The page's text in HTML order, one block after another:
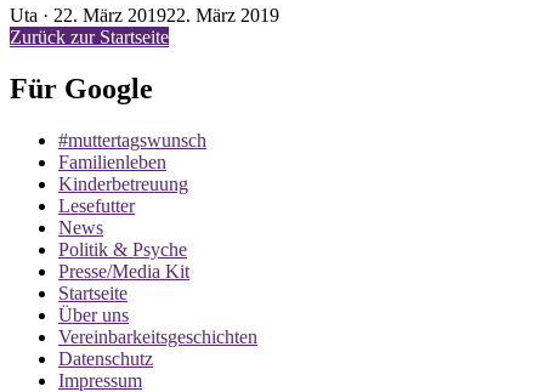
Uta · Veröffentlicht
am
22. März 201922. März 2019
Zurück zur Startseite
Für Google
#muttertagswunsch
Familienleben
Kinderbetreuung
Lesefutter
News
Politik & Psyche
Presse/Media Kit
Startseite
Über uns
Vereinbarkeitsgeschichten
Datenschutz
Impressum